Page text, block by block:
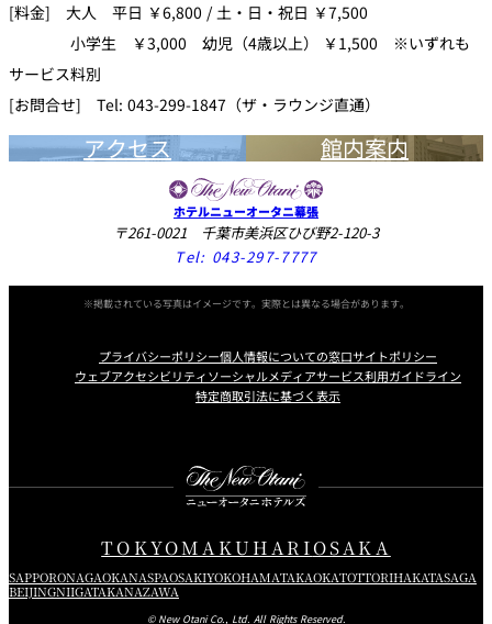
[料金] 大人 平日 ￥6,800 / 土・日・祝日 ￥7,500
小学生 ￥3,000 幼児（4歳以上） ￥1,500 ※いずれも
サービス料別
[お問合せ] Tel: 043-299-1847（ザ・ラウンジ直通）
アクセス 館内案内
ホテルニューオータニ幕張
〒261-0021 千葉市美浜区ひび野2-120-3
Tel: 043-297-7777
※掲載されている写真はイメージです。実際とは異なる場合があります。
プライバシーポリシー個人情報についての窓口サイトポリシー
ウェブアクセシビリティソーシャルメディアサービス利用ガイドライン
特定商取引法に基づく表示
TOKYOMAKUHARIOSAKA
SAPPORONAGAOKANASPAOSAKIYOKOHAMATAKAOKATOTTORIHAKATASAGA
BEIJINGNIIGATAKANAZAWA
© New Otani Co., Ltd. All Rights Reserved.